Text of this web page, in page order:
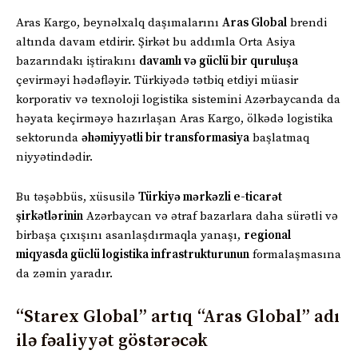
Aras Kargo, beynəlxalq daşımalarını Aras Global brendi
altında davam etdirir. Şirkət bu addımla Orta Asiya
bazarındakı iştirakını davamlı və güclü bir quruluşa
çevirməyi hədəfləyir. Türkiyədə tətbiq etdiyi müasir
korporativ və texnoloji logistika sistemini Azərbaycanda da
həyata keçirməyə hazırlaşan Aras Kargo, ölkədə logistika
sektorunda əhəmiyyətli bir transformasiya başlatmaq
niyyətindədir.
Bu təşəbbüs, xüsusilə Türkiyə mərkəzli e-ticarət
şirkətlərinin Azərbaycan və ətraf bazarlara daha sürətli və
birbaşa çıxışını asanlaşdırmaqla yanaşı, regional
miqyasda güclü logistika infrastrukturunun formalaşmasına
da zəmin yaradır.
“Starex Global” artıq “Aras Global” adı
ilə fəaliyyət göstərəcək